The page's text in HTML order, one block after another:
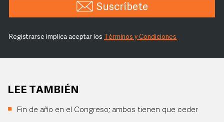
Suscríbete
Registrarse implica aceptar los Términos y Condiciones
LEE TAMBIÉN
Fin de año en el Congreso; ambos tienen que ceder